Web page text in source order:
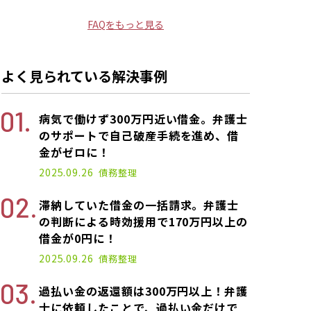
FAQをもっと見る
よく見られている解決事例
病気で働けず300万円近い借金。弁護士
のサポートで自己破産手続を進め、借
金がゼロに！
2025.09.26 債務整理
滞納していた借金の一括請求。弁護士
の判断による時効援用で170万円以上の
借金が0円に！
2025.09.26 債務整理
過払い金の返還額は300万円以上！弁護
士に依頼したことで、過払い金だけで